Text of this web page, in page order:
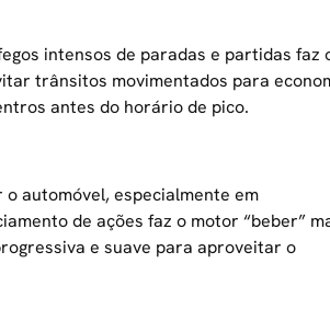
intensos de paradas e partidas faz
trânsitos movimentados para
antes do horário de pico.
automóvel, especialmente em
de ações faz o motor “beber”
e suave para aproveitar o